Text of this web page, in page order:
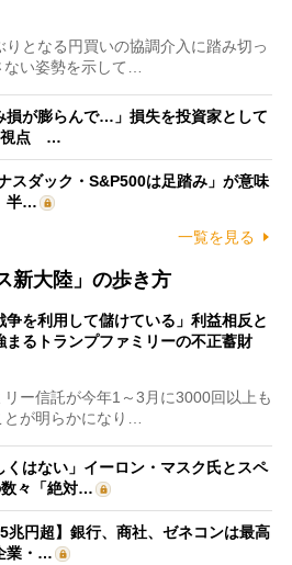
となる円買いの協調介入に踏み切っ
い姿勢を示して…
損が膨らんで…」損失を投資家として
視点 …
スダック・S&P500は足踏み」が意味
半…
一覧を見る
新大陸」の歩き方
争を利用して儲けている」利益相反と
まるトランプファミリーの不正蓄財
ー信託が今年1～3月に3000回以上も
が明らかになり…
くはない」イーロン・マスク氏とスペ
数々「絶対…
兆円超】銀行、商社、ゼネコンは最高
業・…